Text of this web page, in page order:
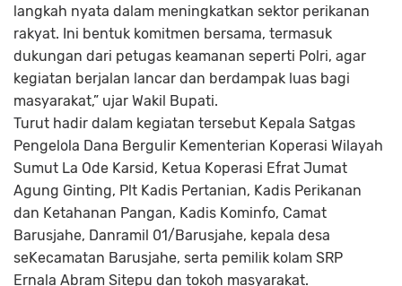
langkah nyata dalam meningkatkan sektor perikanan
rakyat. Ini bentuk komitmen bersama, termasuk
dukungan dari petugas keamanan seperti Polri, agar
kegiatan berjalan lancar dan berdampak luas bagi
masyarakat,” ujar Wakil Bupati.
Turut hadir dalam kegiatan tersebut Kepala Satgas
Pengelola Dana Bergulir Kementerian Koperasi Wilayah
Sumut La Ode Karsid, Ketua Koperasi Efrat Jumat
Agung Ginting, Plt Kadis Pertanian, Kadis Perikanan
dan Ketahanan Pangan, Kadis Kominfo, Camat
Barusjahe, Danramil 01/Barusjahe, kepala desa
seKecamatan Barusjahe, serta pemilik kolam SRP
Ernala Abram Sitepu dan tokoh masyarakat.